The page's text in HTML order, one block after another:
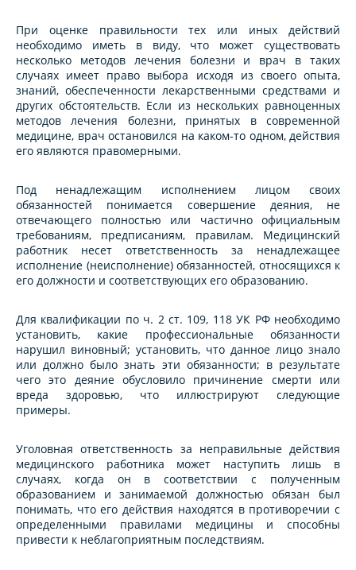
При оценке правильности тех или иных действий
необходимо иметь в виду, что может существовать
несколько методов лечения болезни и врач в таких
случаях имеет право выбора исходя из своего опыта,
знаний, обеспеченности лекарственными средствами и
других обстоятельств. Если из нескольких равноценных
методов лечения болезни, принятых в современной
медицине, врач остановился на каком-то одном, действия
его являются правомерными.
Под ненадлежащим исполнением лицом своих
обязанностей понимается совершение деяния, не
отвечающего полностью или частично официальным
требованиям, предписаниям, правилам. Медицинский
работник несет ответственность за ненадлежащее
исполнение (неисполнение) обязанностей, относящихся к
его должности и соответствующих его образованию.
Для квалификации по ч. 2 ст. 109, 118 УК РФ необходимо
установить, какие профессиональные обязанности
нарушил виновный; установить, что данное лицо знало
или должно было знать эти обязанности; в результате
чего это деяние обусловило причинение смерти или
вреда здоровью, что иллюстрируют следующие
примеры.
Уголовная ответственность за неправильные действия
медицинского работника может наступить лишь в
случаях, когда он в соответствии с полученным
образованием и занимаемой должностью обязан был
понимать, что его действия находятся в противоречии с
определенными правилами медицины и способны
привести к неблагоприятным последствиям.